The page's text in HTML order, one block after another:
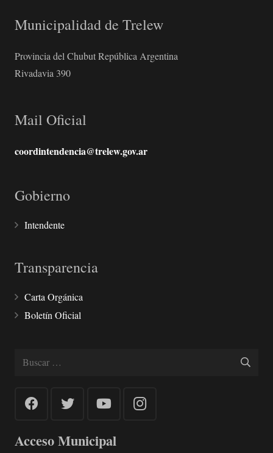
Municipalidad de Trelew
Provincia del Chubut República Argentina
Rivadavia 390
Mail Oficial
coordintendencia@trelew.gov.ar
Gobierno
Intendente
Transparencia
Carta Orgánica
Boletín Oficial
Buscar:
Acceso Municipal